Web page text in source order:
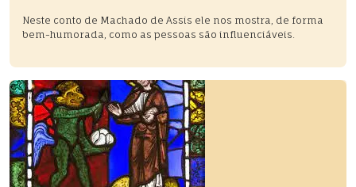
Neste conto de Machado de Assis ele nos mostra, de forma
bem-humorada, como as pessoas são influenciáveis.